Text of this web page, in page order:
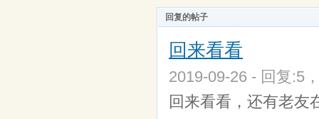
回复的帖子
回来看看
2019-09-26 - 回复:5
回来看看，还有老友